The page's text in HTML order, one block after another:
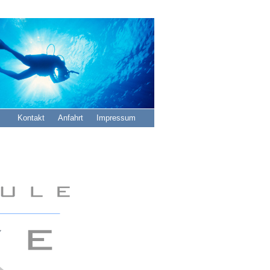
Navigation
überspringen
Kontakt Anfahrt Impressum